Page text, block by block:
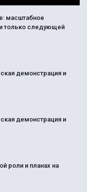
масштабное
только следующей
демонстрация и
демонстрация и
роли и планах на